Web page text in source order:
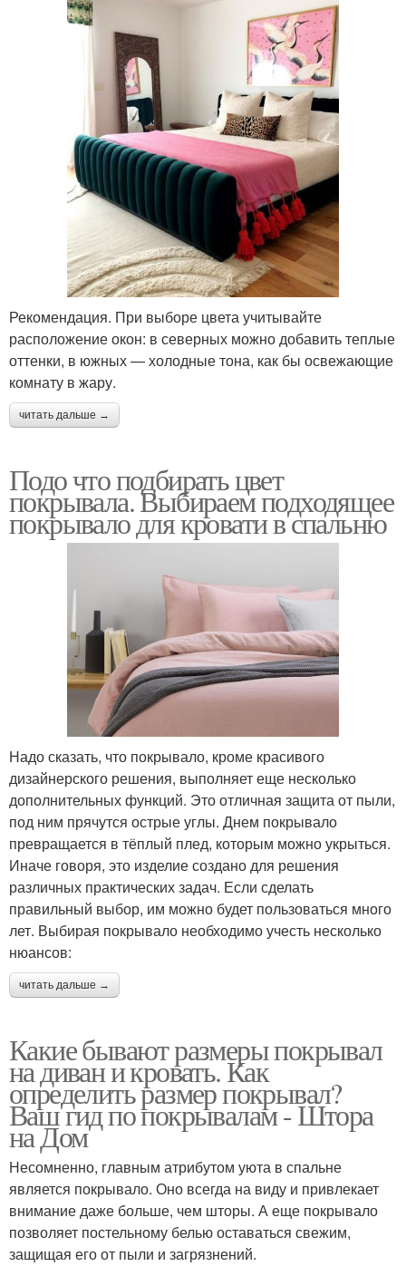
Рекомендация. При выборе цвета учитывайте
расположение окон: в северных можно добавить теплые
оттенки, в южных — холодные тона, как бы освежающие
комнату в жару.
читать дальше →
Подо что подбирать цвет
покрывала. Выбираем подходящее
покрывало для кровати в спальню
Надо сказать, что покрывало, кроме красивого
дизайнерского решения, выполняет еще несколько
дополнительных функций. Это отличная защита от пыли,
под ним прячутся острые углы. Днем покрывало
превращается в тёплый плед, которым можно укрыться.
Иначе говоря, это изделие создано для решения
различных практических задач. Если сделать
правильный выбор, им можно будет пользоваться много
лет. Выбирая покрывало необходимо учесть несколько
нюансов:
читать дальше →
Какие бывают размеры покрывал
на диван и кровать. Как
определить размер покрывал?
Ваш гид по покрывалам - Штора
на Дом
Несомненно, главным атрибутом уюта в спальне
является покрывало. Оно всегда на виду и привлекает
внимание даже больше, чем шторы. А еще покрывало
позволяет постельному белью оставаться свежим,
защищая его от пыли и загрязнений.